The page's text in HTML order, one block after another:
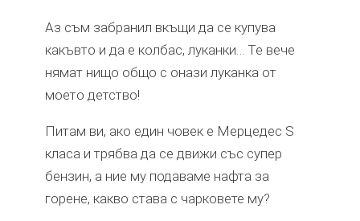
Аз съм забранил вкъщи да се купува
какъвто и да е колбас, луканки… Те вече
нямат нищо общо с онази луканка от
моето детство!
Питам ви, ако един човек е Мерцедес S
класа и трябва да се движи със супер
бензин, а ние му подаваме нафта за
горене, какво става с чарковете му?